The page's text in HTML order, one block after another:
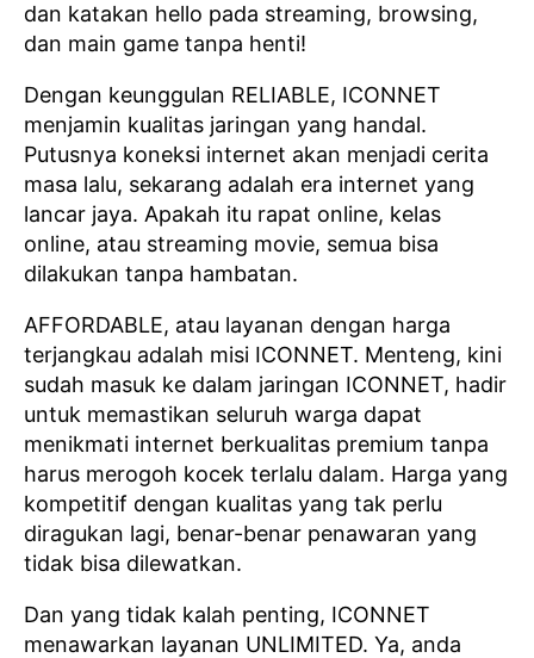
dan katakan hello pada streaming, browsing,
dan main game tanpa henti!
Dengan keunggulan RELIABLE, ICONNET
menjamin kualitas jaringan yang handal.
Putusnya koneksi internet akan menjadi cerita
masa lalu, sekarang adalah era internet yang
lancar jaya. Apakah itu rapat online, kelas
online, atau streaming movie, semua bisa
dilakukan tanpa hambatan.
AFFORDABLE, atau layanan dengan harga
terjangkau adalah misi ICONNET. Menteng, kini
sudah masuk ke dalam jaringan ICONNET, hadir
untuk memastikan seluruh warga dapat
menikmati internet berkualitas premium tanpa
harus merogoh kocek terlalu dalam. Harga yang
kompetitif dengan kualitas yang tak perlu
diragukan lagi, benar-benar penawaran yang
tidak bisa dilewatkan.
Dan yang tidak kalah penting, ICONNET
menawarkan layanan UNLIMITED. Ya, anda